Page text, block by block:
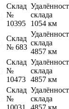
Склад
№
10395
склада
1054 км
Склад
№ 683
склада
4857 км
Склад
№
10473
склада
4857 км
Склад
№
10031
склада
4857 км